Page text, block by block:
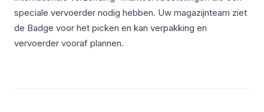
speciale vervoerder nodig hebben. Uw magazijnteam ziet
de Badge voor het picken en kan verpakking en
vervoerder vooraf plannen.